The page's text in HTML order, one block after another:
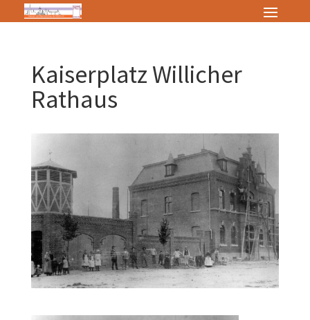
Kaiserplatz Willicher
Rathaus